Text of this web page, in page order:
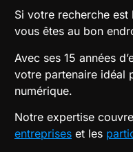
Si votre recherche est
vous êtes au bon
Avec ses 15 années
votre partenaire idéal
numérique.
Notre expertise
entreprises et les